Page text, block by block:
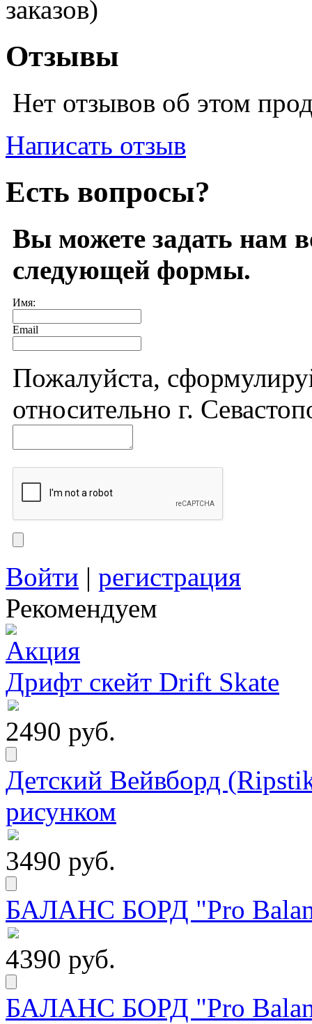
заказов)
Отзывы
Нет отзывов об этом
Написать отзыв
Есть вопросы?
Вы можете задать нам
следующей формы.
Имя:
Email
Пожалуйста,
относительно г.
Войти | регистрация
Рекомендуем
Дрифт скейт Drift Skate
2490 руб.
Детский Вейвборд
рисунком
3490 руб.
БАЛАНС БОРД "Pro
4390 руб.
БАЛАНС БОРД "Pro